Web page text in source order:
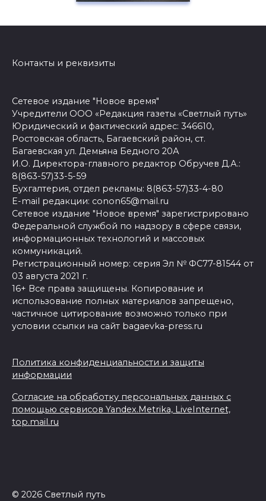
Контакты и реквизиты
Сетевое издание "Новое время"
Учредители ООО «Редакция газеты «Светлый путь»
Юридический и фактический адрес: 346610,
Ростовская область, Багаевский район, ст.
Багаевская ул. Демьяна Бедного 20А
И.О. Директора-главного редактор Обручев Д.А.:
8(863-57)33-5-59
Бухгалтерия, отдел рекламы: 8(863-57)33-4-80
E-mail редакции: conon65@mail.ru
Сетевое издание "Новое время" зарегистрировано
Федеральной службой по надзору в сфере связи,
информационных технологий и массовых
коммуникаций.
Регистрационный номер: серия Эл № ФС77-81544 от
03 августа 2021 г.
16+ Все права защищены. Копирование и
использование полных материалов запрещено,
частичное цитирование возможно только при
условии ссылки на сайт bagaevka-press.ru
Политика конфиденциальности и защиты
информации
Согласие на обработку персональных данных с
помощью сервисов Yandex.Metrika, LiveInternet,
top.mail.ru
© 2026 Светлый путь